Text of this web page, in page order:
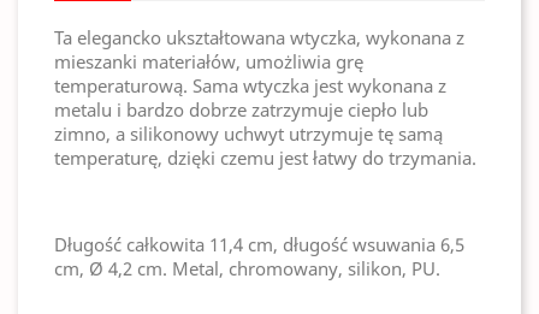
Ta elegancko ukształtowana wtyczka, wykonana z
mieszanki materiałów, umożliwia grę
temperaturową. Sama wtyczka jest wykonana z
metalu i bardzo dobrze zatrzymuje ciepło lub
zimno, a silikonowy uchwyt utrzymuje tę samą
temperaturę, dzięki czemu jest łatwy do trzymania.
Długość całkowita 11,4 cm, długość wsuwania 6,5 ​​
cm, Ø 4,2 cm. Metal, chromowany, silikon, PU.